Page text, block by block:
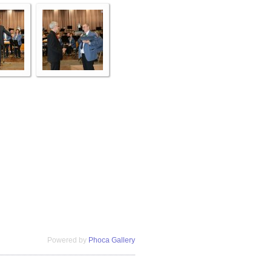
Powered by Phoca Gallery